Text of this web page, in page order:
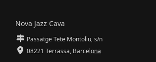
Nova Jazz Cava
Passatge Tete Montoliu, s/n
08221 Terrassa, Barcelona